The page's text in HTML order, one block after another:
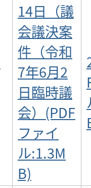
14日（議
会議決案
件（令和
7年6月2
日臨時議
会）(PDF
ファイ
ル:1.3M
B)